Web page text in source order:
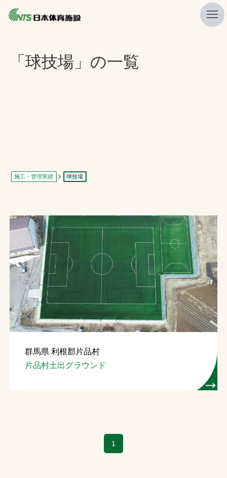
ニュース
会社概要
検索
お問合せ
お取引先の皆様へ
プライバシーポリシー
ソーシャルメディアポリシー
「球技場」の一覧
施工・管理実績 球技場
群馬県 利根郡片品村
片品村土出グラウンド
1